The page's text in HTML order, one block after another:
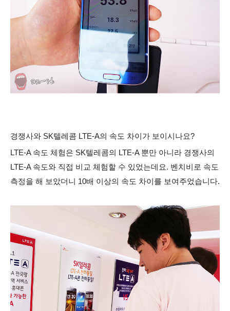
경쟁사와 SK텔레콤 LTE-A의 속도 차이가 보이시나요?
LTE-A 속도 체험은 SK텔레콤의 LTE-A 뿐만 아니라 경쟁사의
LTE-A 속도와 직접 비교 체험할 수 있었는데요. 벤치비로 속도
측정을 해 보았더니 10배 이상의 속도 차이를 보여주었습니다.